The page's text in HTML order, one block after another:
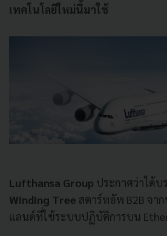
เทคโนโลยีใหม่นี้มาใช้
Lufthansa Group ประกาศว่าได้บ
Winding Tree สตาร์ทอัพ B2B จา
แลนด์ที่ใช้ระบบปฏิบัติการบน